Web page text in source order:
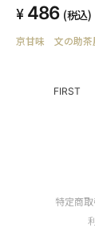
486 (税込)
京甘味 文の助茶
FIRST
特定商